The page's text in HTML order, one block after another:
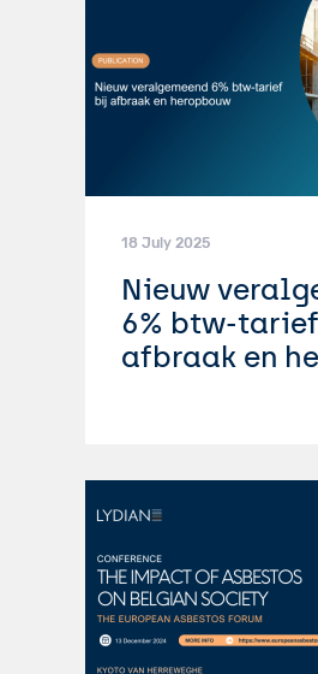
18 July 2025
Nieuw
6% btw-
afbraak en